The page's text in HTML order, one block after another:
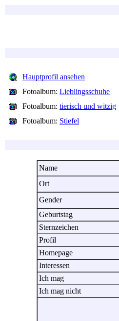
Hauptprofil ansehen
Fotoalbum: Lieblingsschuhe
Fotoalbum: tierisch und witzig
Fotoalbum: Stiefel
Name
Ort
Gender
Geburtstag
Sternzeichen
Profil
Homepage
Interessen
Ich mag
Ich mag nicht